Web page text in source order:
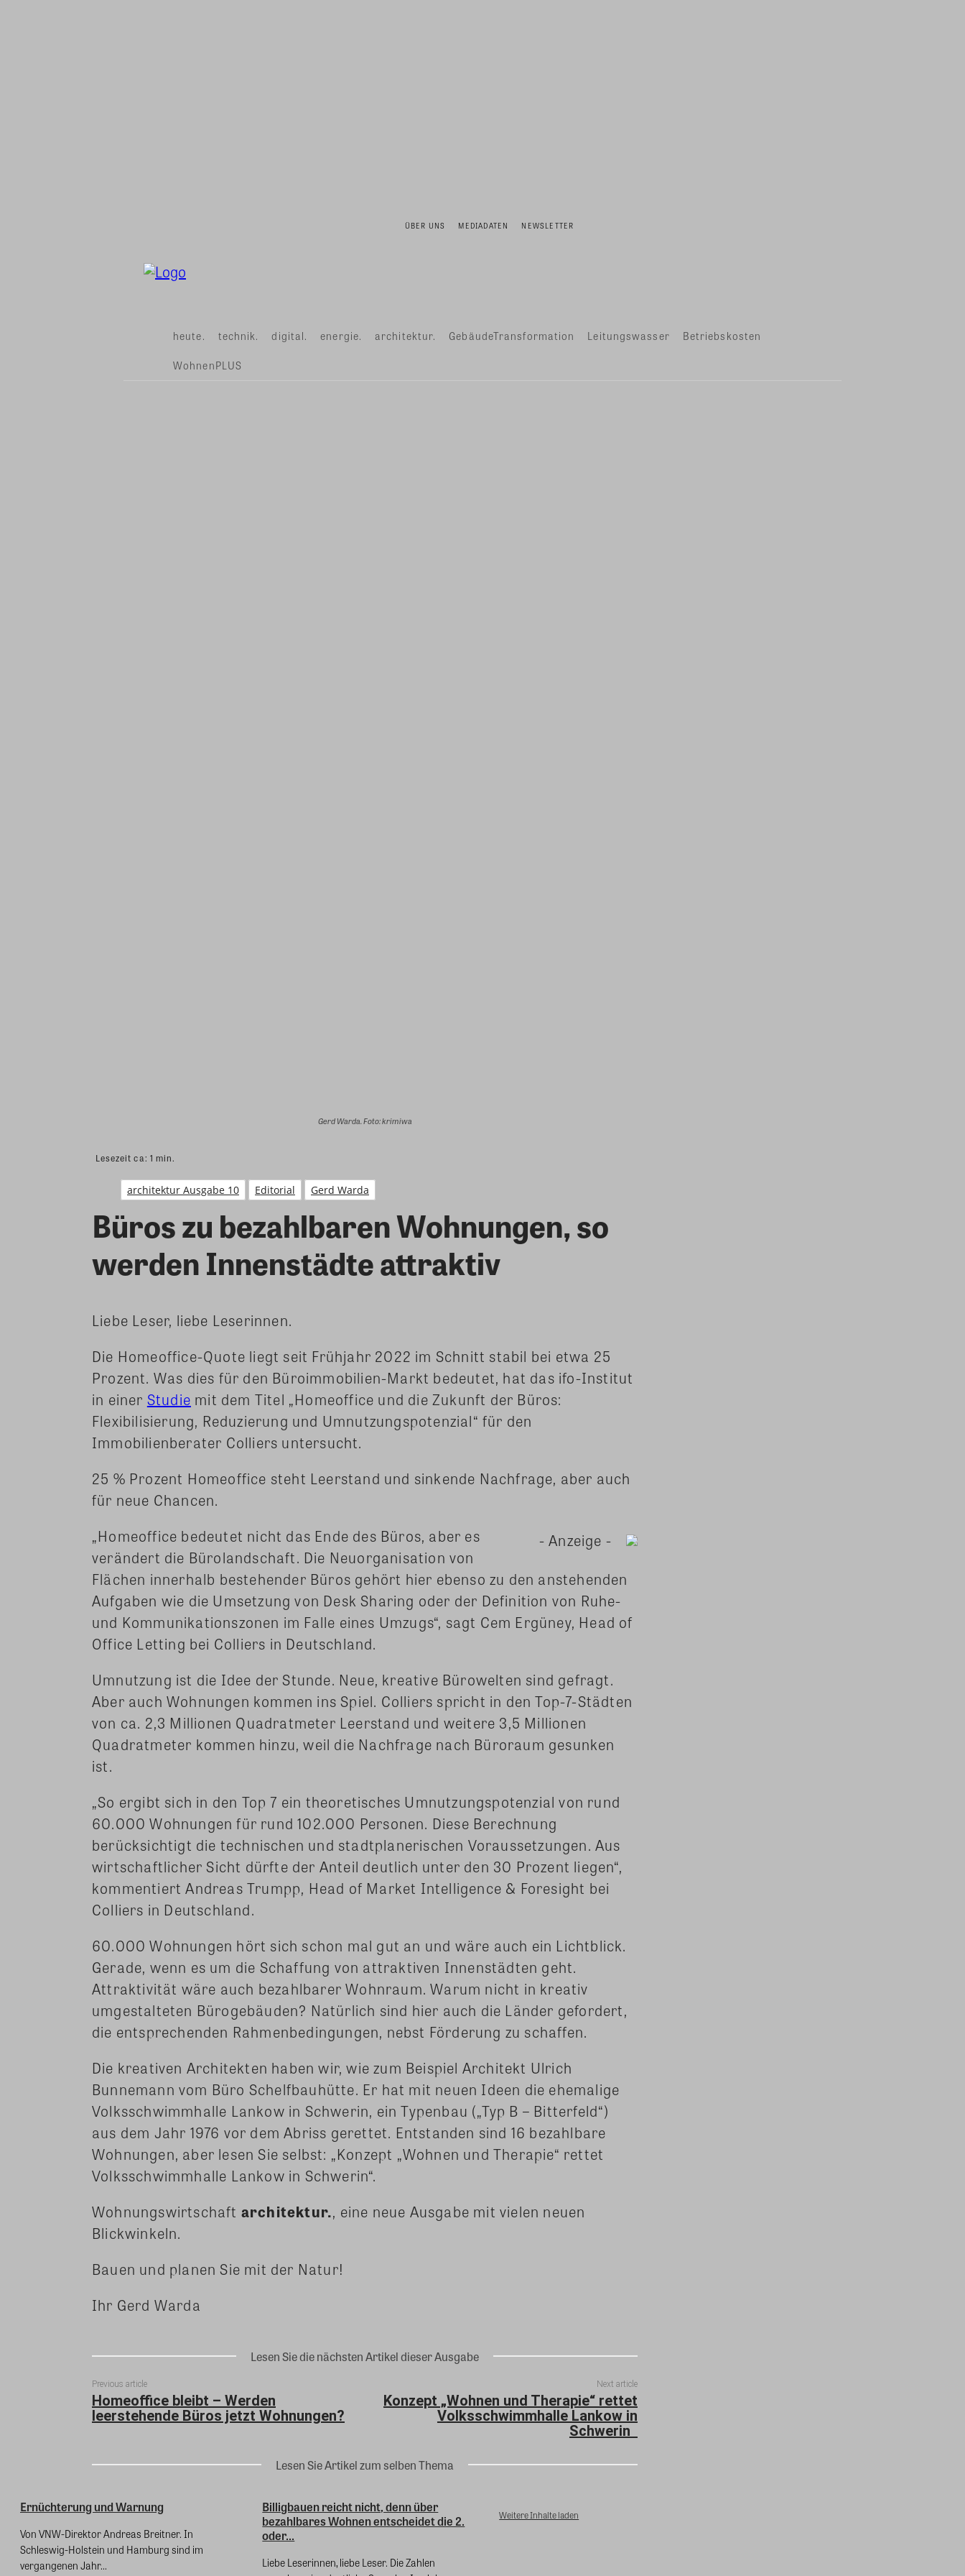
ÜBER UNS MEDIADATEN NEWSLETTER
heute. technik. digital. energie. architektur. GebäudeTransformation Leitungswasser Betriebskosten
WohnenPLUS
Gerd Warda. Foto: krimiwa
Lesezeit ca: 1 min.
architektur Ausgabe 10 Editorial Gerd Warda
Büros zu bezahlbaren Wohnungen, so
werden Innenstädte attraktiv
Liebe Leser, liebe Leserinnen.
Die Homeoffice-Quote liegt seit Frühjahr 2022 im Schnitt stabil bei etwa 25
Prozent. Was dies für den Büroimmobilien-Markt bedeutet, hat das ifo-Institut
in einer Studie mit dem Titel „Homeoffice und die Zukunft der Büros:
Flexibilisierung, Reduzierung und Umnutzungspotenzial“ für den
Immobilienberater Colliers untersucht.
25 % Prozent Homeoffice steht Leerstand und sinkende Nachfrage, aber auch
für neue Chancen.
- Anzeige -
„Homeoffice bedeutet nicht das Ende des Büros, aber es
verändert die Bürolandschaft. Die Neuorganisation von
Flächen innerhalb bestehender Büros gehört hier ebenso zu den anstehenden
Aufgaben wie die Umsetzung von Desk Sharing oder der Definition von Ruhe-
und Kommunikationszonen im Falle eines Umzugs“, sagt Cem Ergüney, Head of
Office Letting bei Colliers in Deutschland.
Umnutzung ist die Idee der Stunde. Neue, kreative Bürowelten sind gefragt.
Aber auch Wohnungen kommen ins Spiel. Colliers spricht in den Top-7-Städten
von ca. 2,3 Millionen Quadratmeter Leerstand und weitere 3,5 Millionen
Quadratmeter kommen hinzu, weil die Nachfrage nach Büroraum gesunken
ist.
„So ergibt sich in den Top 7 ein theoretisches Umnutzungspotenzial von rund
60.000 Wohnungen für rund 102.000 Personen. Diese Berechnung
berücksichtigt die technischen und stadtplanerischen Voraussetzungen. Aus
wirtschaftlicher Sicht dürfte der Anteil deutlich unter den 30 Prozent liegen“,
kommentiert Andreas Trumpp, Head of Market Intelligence & Foresight bei
Colliers in Deutschland.
60.000 Wohnungen hört sich schon mal gut an und wäre auch ein Lichtblick.
Gerade, wenn es um die Schaffung von attraktiven Innenstädten geht.
Attraktivität wäre auch bezahlbarer Wohnraum. Warum nicht in kreativ
umgestalteten Bürogebäuden? Natürlich sind hier auch die Länder gefordert,
die entsprechenden Rahmenbedingungen, nebst Förderung zu schaffen.
Die kreativen Architekten haben wir, wie zum Beispiel Architekt Ulrich
Bunnemann vom Büro Schelfbauhütte. Er hat mit neuen Ideen die ehemalige
Volksschwimmhalle Lankow in Schwerin, ein Typenbau („Typ B – Bitterfeld“)
aus dem Jahr 1976 vor dem Abriss gerettet. Entstanden sind 16 bezahlbare
Wohnungen, aber lesen Sie selbst: „Konzept „Wohnen und Therapie“ rettet
Volksschwimmhalle Lankow in Schwerin“.
Wohnungswirtschaft architektur., eine neue Ausgabe mit vielen neuen
Blickwinkeln.
Bauen und planen Sie mit der Natur!
Ihr Gerd Warda
Lesen Sie die nächsten Artikel dieser Ausgabe
Previous article
Homeoffice bleibt – Werden
leerstehende Büros jetzt Wohnungen?
Next article
Konzept „Wohnen und Therapie“ rettet
Volksschwimmhalle Lankow in
Schwerin
Lesen Sie Artikel zum selben Thema
Ernüchterung und Warnung
Von VNW-Direktor Andreas Breitner. In
Schleswig-Holstein und Hamburg sind im
vergangenen Jahr...
Billigbauen reicht nicht, denn über
bezahlbares Wohnen entscheidet die 2.
oder...
Liebe Leserinnen, liebe Leser. Die Zahlen
Weitere Inhalte laden